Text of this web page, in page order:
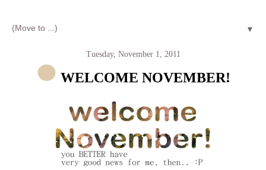
▼
Tuesday, November 1, 2011
WELCOME NOVEMBER!